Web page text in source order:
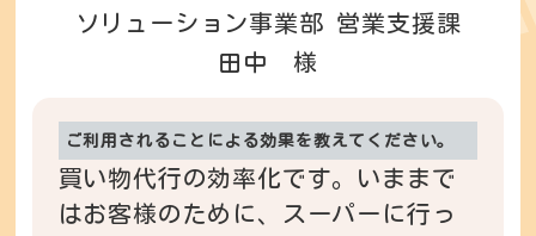
ソリューション事業部 営業支援課
田中 様
ご利用されることによる効果を教えてください。
買い物代行の効率化です。いままで
はお客様のために、スーパーに行っ